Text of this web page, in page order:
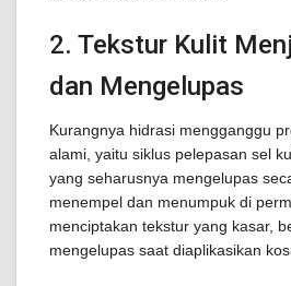
2. Tekstur Kulit
dan Mengelupas
Kurangnya hidrasi mengganggu
alami, yaitu siklus pelepasan sel
yang seharusnya mengelupas
menempel dan menumpuk di
menciptakan tekstur yang kasar,
mengelupas saat diaplikasikan